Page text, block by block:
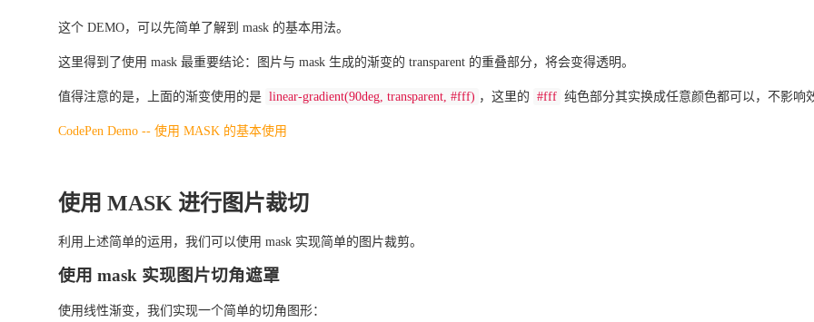
这个 DEMO，可以先简单了解到 mask 的基本用法。
这里得到了使用 mask 最重要结论：图片与 mask 生成的渐变的 transparent 的重叠部分，将会变得透明。
值得注意的是，上面的渐变使用的是 linear-gradient(90deg, transparent, #fff) ，这里的 #fff 纯色部分其实换成任意颜色都可以，不影响
CodePen Demo -- 使用 MASK 的基本使用
使用 MASK 进行图片裁切
利用上述简单的运用，我们可以使用 mask 实现简单的图片裁剪。
使用 mask 实现图片切角遮罩
使用线性渐变，我们实现一个简单的切角图形：